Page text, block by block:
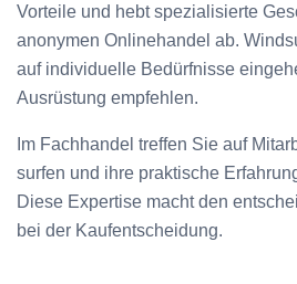
Vorteile und hebt spezialisierte
anonymen Onlinehandel ab.
auf individuelle Bedürfnisse
Ausrüstung empfehlen.
Im Fachhandel treffen Sie auf
surfen und ihre praktische
Diese Expertise macht den
bei der Kaufentscheidung.